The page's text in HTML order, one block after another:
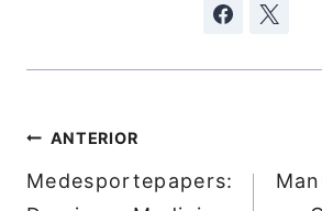
Navegação
de
Post
ANTERIOR
Medesportepapers: